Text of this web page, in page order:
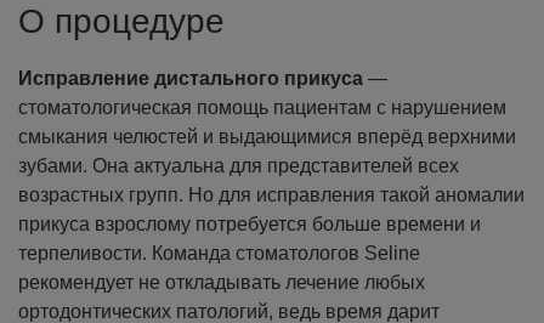
О процедуре
Исправление дистального прикуса —
стоматологическая помощь пациентам с нарушением
смыкания челюстей и выдающимися вперёд верхними
зубами. Она актуальна для представителей всех
возрастных групп. Но для исправления такой аномалии
прикуса взрослому потребуется больше времени и
терпеливости. Команда стоматологов Seline
рекомендует не откладывать лечение любых
ортодонтических патологий, ведь время дарит